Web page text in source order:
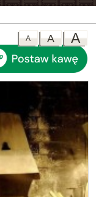
A
A
A